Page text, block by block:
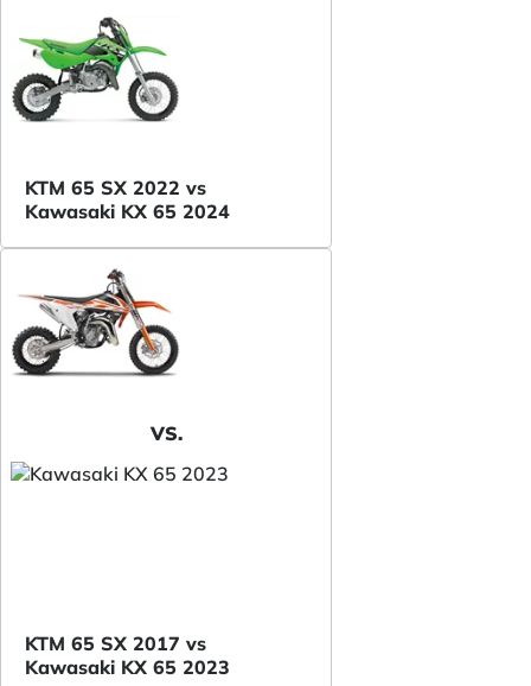
KTM 65 SX 2022 vs
Kawasaki KX 65 2024
VS.
KTM 65 SX 2017 vs
Kawasaki KX 65 2023